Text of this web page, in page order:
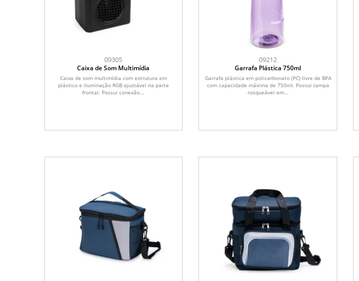
09305
Caixa de Som Multimídia
Caixa de som multimídia com estrutura em
plástico e iluminação RGB ajustável na parte
frontal. Possui conexão...
09212
Garrafa Plástica 750ml
Garrafa plástica em policarbonato (PC) livre de BPA
com capacidade máxima de 750ml. Possui tampa
rosqueável em...